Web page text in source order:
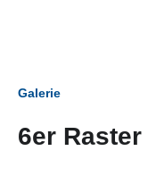
Galerie
6er Raster